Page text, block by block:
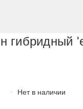
гибридный
Нет в наличии